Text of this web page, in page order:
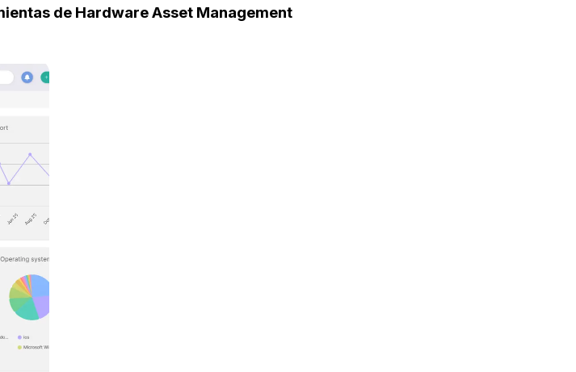
de Hardware Asset Management